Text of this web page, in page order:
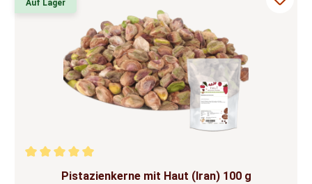
Auf Lager
Durchschnittliche Bewertung von 5 von 5 Sternen
Pistazienkerne mit Haut (Iran) 100 g